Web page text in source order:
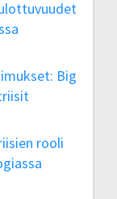
Big
rooli